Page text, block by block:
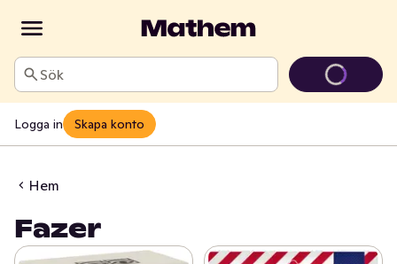
Sök
Logga in Skapa konto
Hem
Fazer